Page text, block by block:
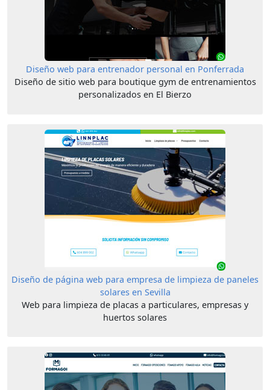
Diseño web para entrenador personal en Ponferrada
Diseño de sitio web para boutique gym de entrenamientos
personalizados en El Bierzo
Diseño de página web para empresa de limpieza de paneles
solares en Sevilla
Web para limpieza de placas a particulares, empresas y
huertos solares